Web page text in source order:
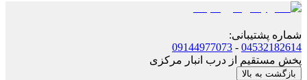
شماره پشتیبانی:
04532182614
-
09144977073
پخش مستقیم از درب انبار مرکزی
بازگشت به بالا